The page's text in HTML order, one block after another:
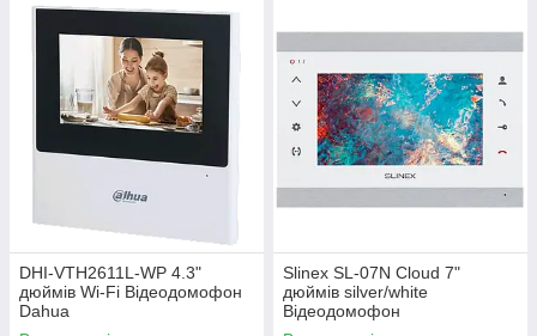
DHI-VTH2611L-WP 4.3"
дюймів Wi-Fi Відеодомофон
Dahua
Slinex SL-07N Cloud 7"
дюймів silver/white
Відеодомофон